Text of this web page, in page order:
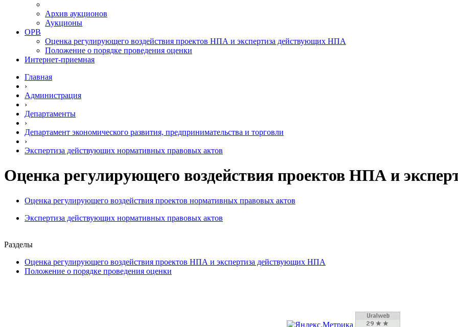
Архив аукционов
Аукционы
ОРВ
Оценка регулирующего воздействия проектов НПА и экспертиза действующих НПА
Положение о порядке проведения оценки
Интернет-приемная
Главная
›
Администрация
›
Департаменты
›
Департамент экономического развития, предпринимательства и торговли
›
Экспертиза действующих нормативных правовых актов
Оценка регулирующего воздействия проектов НПА и
Оценка регулирующего воздействия проектов нормативных правовых актов
Экспертиза действующих нормативных правовых актов
Разделы
Оценка регулирующего воздействия проектов НПА и экспертиза действующих НПА
Положение о порядке проведения оценки